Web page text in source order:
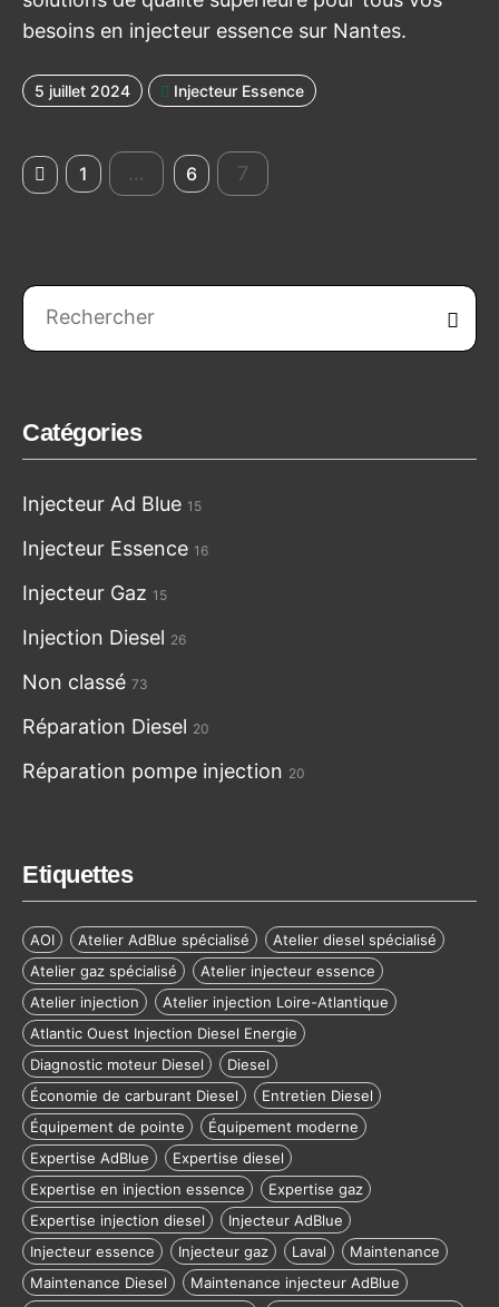
besoins en injecteur essence sur Nantes.
5 juillet 2024 Injecteur Essence
précédente
1 … 6 7
Catégories
Injecteur Ad Blue 15
Injecteur Essence 16
Injecteur Gaz 15
Injection Diesel 26
Non classé 73
Réparation Diesel 20
Réparation pompe injection 20
Etiquettes
AOI Atelier AdBlue spécialisé
Atelier diesel spécialisé
Atelier gaz spécialisé
Atelier injecteur essence
Atelier injection
Atelier injection Loire-Atlantique
Atlantic Ouest Injection Diesel Energie
Diagnostic moteur Diesel
Diesel
Économie de carburant Diesel
Entretien Diesel
Équipement de pointe
Équipement moderne
Expertise AdBlue
Expertise diesel
Expertise en injection essence
Expertise gaz
Expertise injection diesel
Injecteur AdBlue
Injecteur essence
Injecteur gaz Laval
Maintenance
Maintenance Diesel
Maintenance injecteur AdBlue